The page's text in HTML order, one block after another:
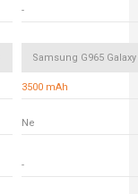
-
Samsung G965 Galaxy
3500 mAh
Ne
-